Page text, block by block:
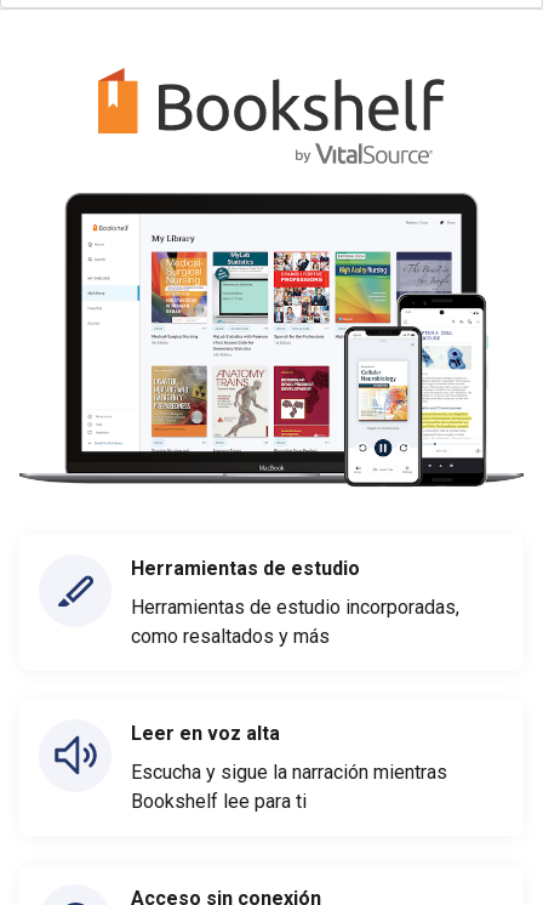
Herramientas de estudio
Herramientas de estudio incorporadas,
como resaltados y más
Leer en voz alta
Escucha y sigue la narración mientras
Bookshelf lee para ti
Acceso sin conexión